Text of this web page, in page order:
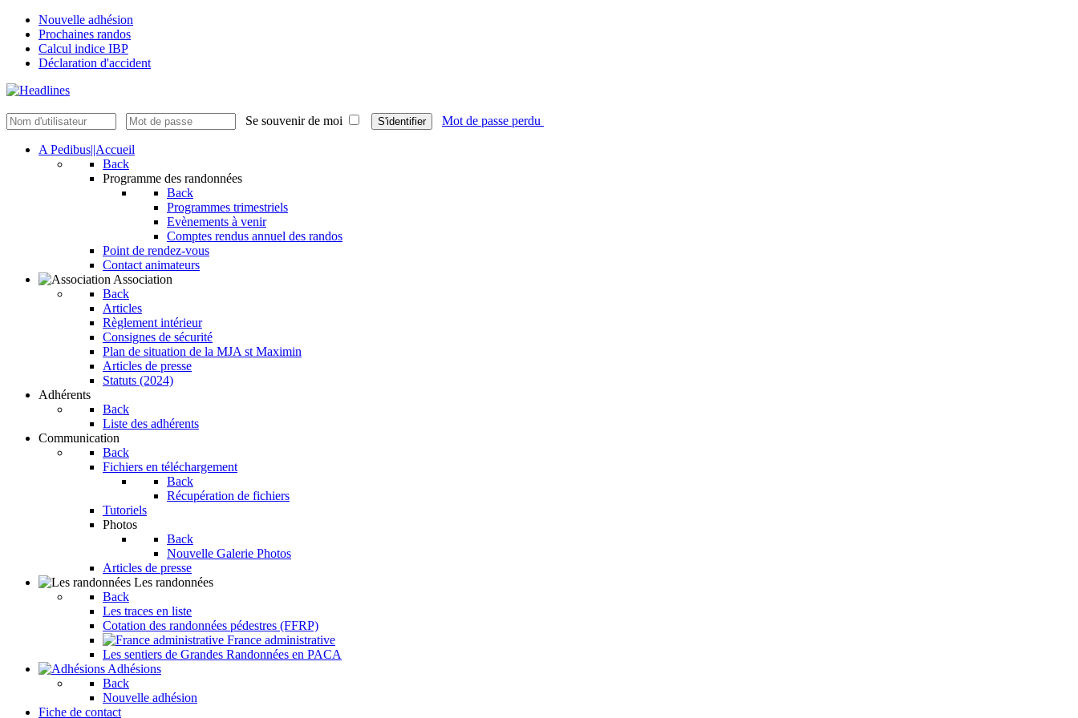
Nouvelle adhésion
Prochaines randos
Calcul indice IBP
Déclaration d'accident
Se souvenir de moi S'identifier Mot de passe perdu
A Pedibus||Accueil
Back
Programme des randonnées
Back
Programmes trimestriels
Evènements à venir
Comptes rendus annuel des randos
Point de rendez-vous
Contact animateurs
Association
Back
Articles
Règlement intérieur
Consignes de sécurité
Plan de situation de la MJA st Maximin
Articles de presse
Statuts (2024)
Adhérents
Back
Liste des adhérents
Communication
Back
Fichiers en téléchargement
Back
Récupération de fichiers
Tutoriels
Photos
Back
Nouvelle Galerie Photos
Articles de presse
Les randonnées
Back
Les traces en liste
Cotation des randonnées pédestres (FFRP)
France administrative
Les sentiers de Grandes Randonnées en PACA
Adhésions
Back
Nouvelle adhésion
Fiche de contact